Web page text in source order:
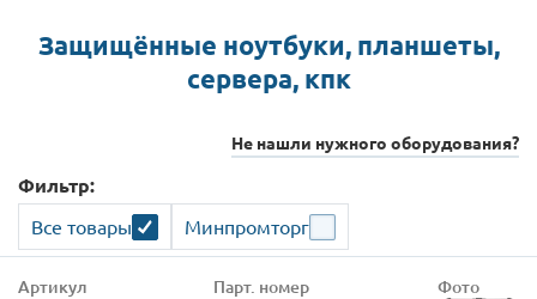
Защищённые ноутбуки, планшеты,
сервера, кпк
Не нашли нужного оборудования?
Фильтр:
Все товары Минпромторг
Артикул
Парт. номер
Фото